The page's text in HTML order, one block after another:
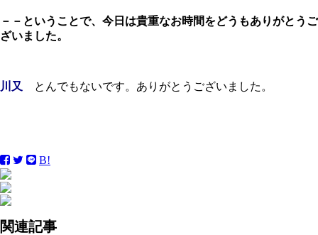
－－ということで、今日は貴重なお時間をどうもありがとうご
ざいました。
川又 とんでもないです。ありがとうございました。
B!
関連記事